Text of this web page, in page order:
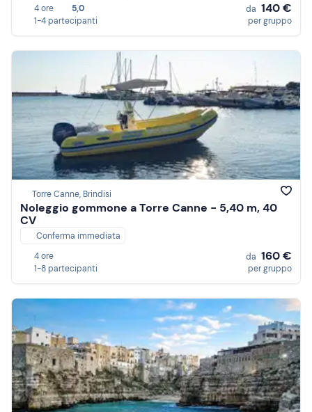
4 ore
5,0
1-4 partecipanti
da 140 €
per gruppo
Torre Canne, Brindisi
Noleggio gommone a Torre Canne - 5,40 m, 40
CV
Conferma immediata
4 ore
1-8 partecipanti
da 160 €
per gruppo